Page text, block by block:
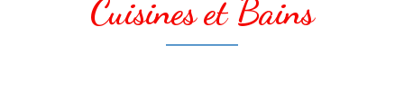
Cuisines et Bains